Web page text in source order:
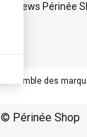
Les news Périnée
des
Périnée Shop
vos Options
paramètres